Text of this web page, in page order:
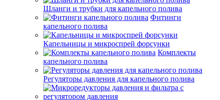
Шланги и трубки для капельного полива
Фитинги
капельного полива
Капельницы и микроспрей форсунки
Комплекты
капельного полива
Регуляторы давления для капельного полива